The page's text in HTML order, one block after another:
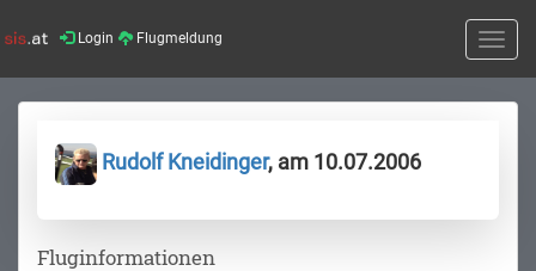
Login Flugmeldung
Toggle
Rudolf Kneidinger, am 10.07.2006
Fluginformationen